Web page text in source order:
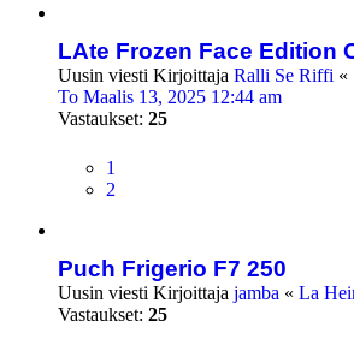
LAte Frozen Face Edition
Uusin viesti Kirjoittaja Ralli Se Riffi «
To Maalis 13, 2025 12:44 am
Vastaukset: 25
1
2
Puch Frigerio F7 250
Uusin viesti Kirjoittaja jamba « La
Vastaukset: 25